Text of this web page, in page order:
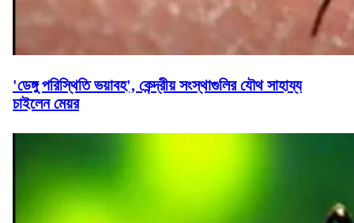
'ডেঙ্গু পরিস্থিতি ভয়াবহ', কেন্দ্রীয় সংস্থাগুলির যৌথ সাহায্য
চাইলেন মেয়র